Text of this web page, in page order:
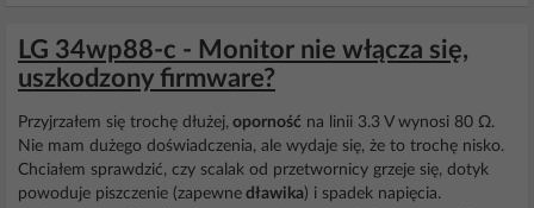
LG 34wp88-c - Monitor nie włącza się,
uszkodzony firmware?
Przyjrzałem się trochę dłużej, oporność na linii 3.3 V wynosi 80 Ω.
Nie mam dużego doświadczenia, ale wydaje się, że to trochę nisko.
Chciałem sprawdzić, czy scalak od przetwornicy grzeje się, dotyk
powoduje piszczenie (zapewne dławika) i spadek napięcia.